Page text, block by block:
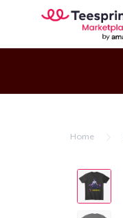
Home